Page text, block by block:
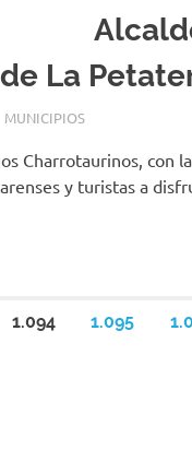
La
MUNICIPIOS
Charrotaurinos, con
y turistas a
1.094 1.095